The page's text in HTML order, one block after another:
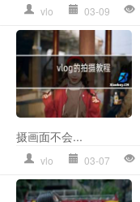
vlo 03-09
摄画面不会...
vlo 03-07